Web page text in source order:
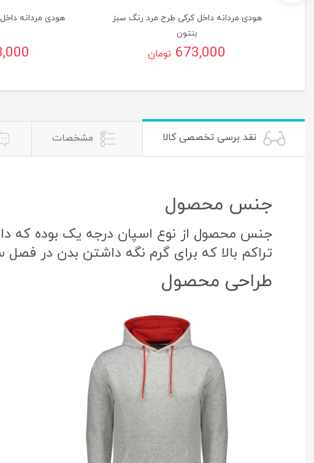
هودی مردانه داخل کرکی طرح مرد رنگ سبز
بنتون
673,000 تومان
هودی مردانه
نقد برسی تخصصی کالا مشخصات
جنس محصول
جنس محصول از نوع اسپان درجه یک بوده که
تراکم بالا که برای گرم نگه داشتن بدن در
طراحی محصول